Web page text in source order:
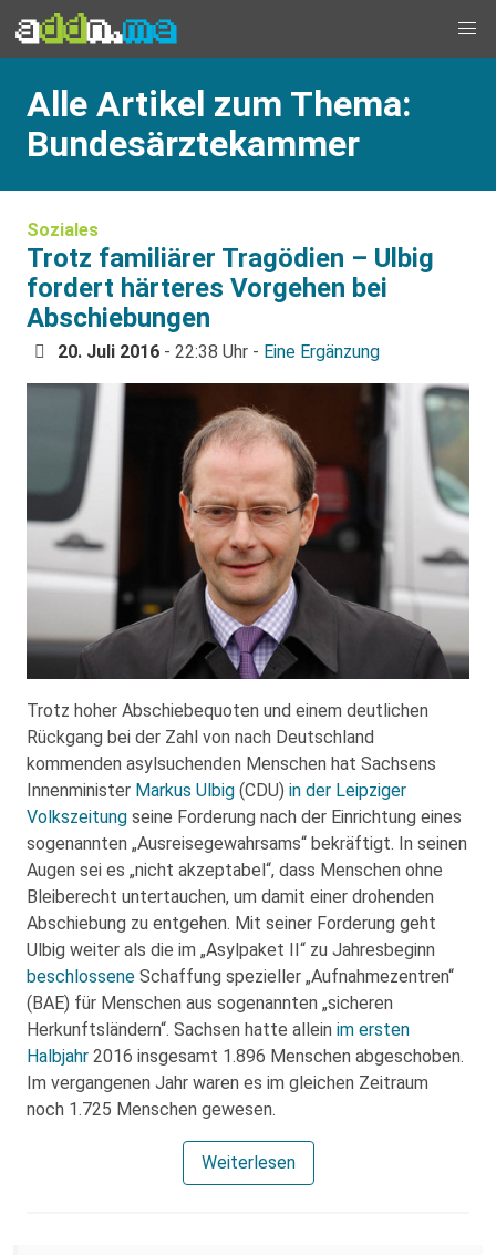
Alle Artikel zum Thema:
Bundesärztekammer
Soziales
Trotz familiärer Tragödien – Ulbig
fordert härteres Vorgehen bei
Abschiebungen
20. Juli 2016 - 22:38 Uhr - Eine Ergänzung
Trotz hoher Abschiebequoten und einem deutlichen
Rückgang bei der Zahl von nach Deutschland
kommenden asylsuchenden Menschen hat Sachsens
Innenminister Markus Ulbig (CDU) in der Leipziger
Volkszeitung seine Forderung nach der Einrichtung eines
sogenannten „Ausreisegewahrsams“ bekräftigt. In seinen
Augen sei es „nicht akzeptabel“, dass Menschen ohne
Bleiberecht untertauchen, um damit einer drohenden
Abschiebung zu entgehen. Mit seiner Forderung geht
Ulbig weiter als die im „Asylpaket II“ zu Jahresbeginn
beschlossene Schaffung spezieller „Aufnahmezentren“
(BAE) für Menschen aus sogenannten „sicheren
Herkunftsländern“. Sachsen hatte allein im ersten
Halbjahr 2016 insgesamt 1.896 Menschen abgeschoben.
Im vergangenen Jahr waren es im gleichen Zeitraum
noch 1.725 Menschen gewesen.
Weiterlesen